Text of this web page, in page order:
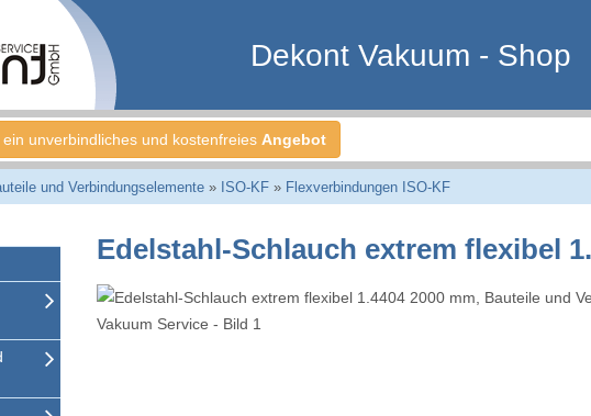
Dekont Vakuum - Shop
unverbindliches und kostenfreies Angebot
und Verbindungselemente» ISO-KF» Flexverbindungen ISO-KF
Edelstahl-Schlauch extrem flexibel